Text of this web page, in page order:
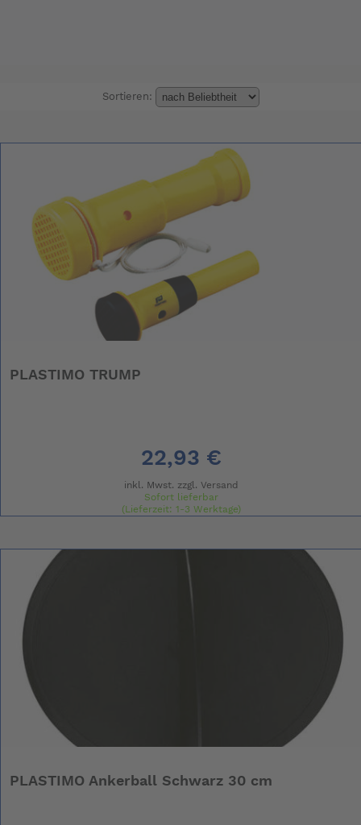
Sortieren:
PLASTIMO TRUMP
22,93 €
inkl. Mwst. zzgl. Versand
Sofort lieferbar
(Lieferzeit: 1-3 Werktage)
PLASTIMO Ankerball Schwarz 30 cm